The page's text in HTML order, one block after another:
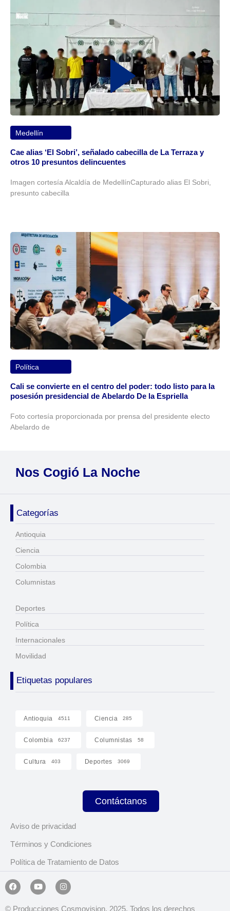
Medellín
Cae alias ‘El Sobri’, señalado cabecilla de La Terraza y
otros 10 presuntos delincuentes
Imagen cortesía Alcaldía de MedellínCapturado alias El Sobri,
presunto cabecilla
Política
Cali se convierte en el centro del poder: todo listo para la
posesión presidencial de Abelardo De la Espriella
Foto cortesía proporcionada por prensa del presidente electo
Abelardo de
Nos Cogió La Noche
Categorías
Antioquia
Ciencia
Colombia
Columnistas
Deportes
Política
Internacionales
Movilidad
Etiquetas populares
Antioquia 4511 Ciencia 285
Colombia 6237 Columnistas 58
Cultura 403 Deportes 3069
Contáctanos
Aviso de privacidad
Términos y Condiciones
Política de Tratamiento de Datos
© Producciones Cosmovision, 2025. Todos los derechos